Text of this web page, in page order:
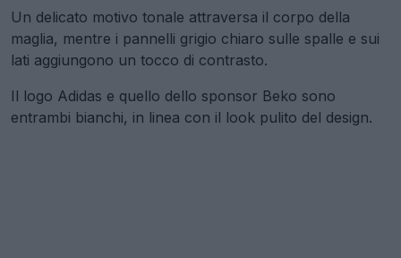
Un delicato motivo tonale attraversa il corpo della
maglia, mentre i pannelli grigio chiaro sulle spalle e sui
lati aggiungono un tocco di contrasto.
Il logo Adidas e quello dello sponsor Beko sono
entrambi bianchi, in linea con il look pulito del design.